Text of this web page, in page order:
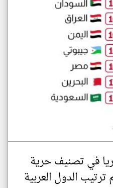
في تصنيف حرية
الدول العربية